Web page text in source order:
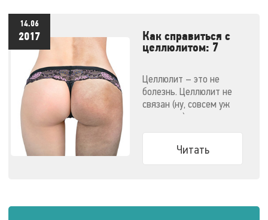
14.06
2017
Как справиться с
целлюлитом: 7
Целлюлит – это не
болезнь. Целлюлит не
связан (ну, совсем уж
напрямую) с ожирением.
Читать